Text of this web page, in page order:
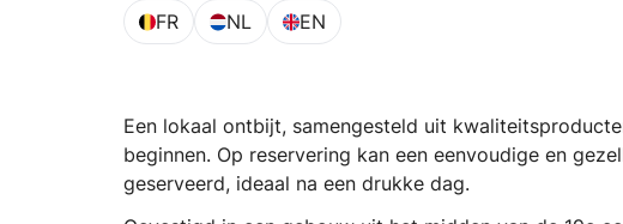
FR NL EN
Een lokaal ontbijt, samengesteld uit
beginnen. Op reservering kan een eenvoudige en
geserveerd, ideaal na een drukke dag.